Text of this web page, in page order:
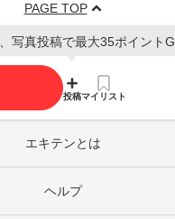
PAGE TOP
写真投稿で最大35ポイント
投稿マイリスト
エキテンとは
ヘルプ